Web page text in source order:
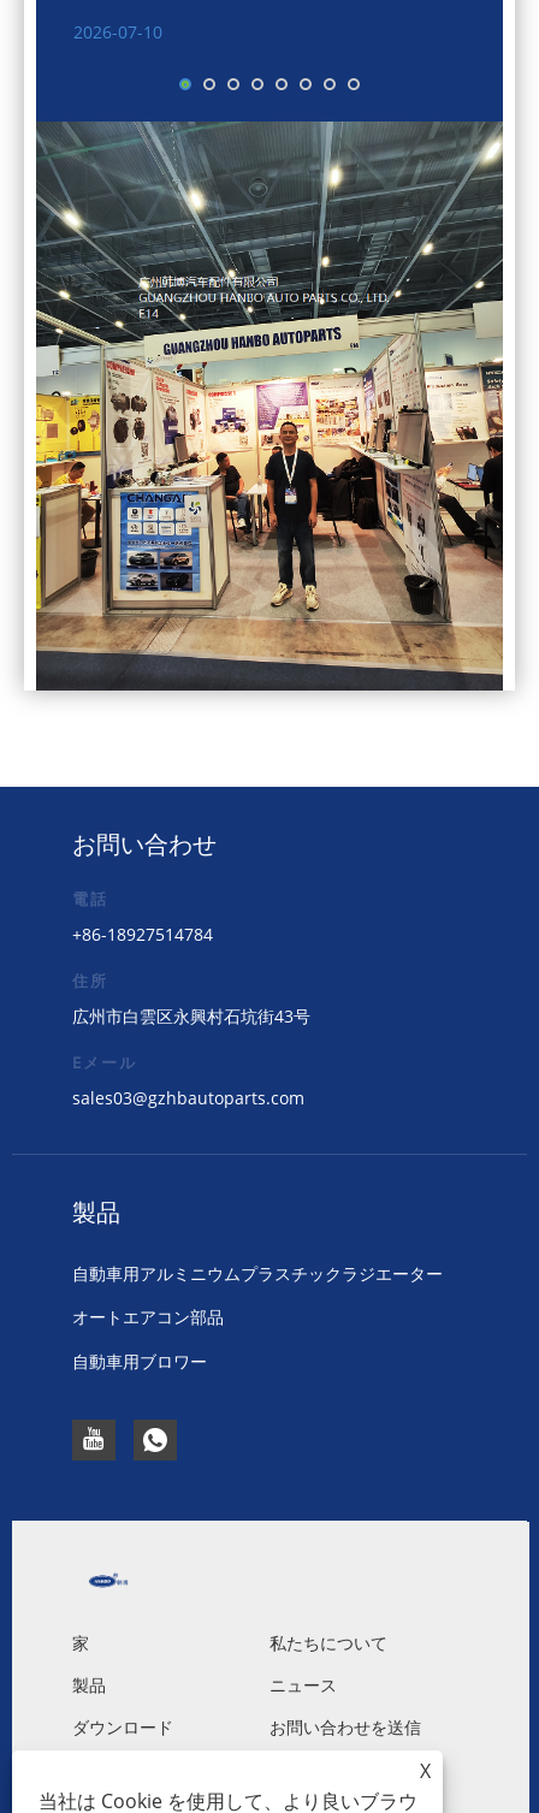
2026-07-10
お問い合わせ
電話
+86-18927514784
住所
広州市白雲区永興村石坑街43号
Eメール
sales03@gzhbautoparts.com
製品
自動車用アルミニウムプラスチックラジエーター
オートエアコン部品
自動車用ブロワー
家
私たちについて
製品
ニュース
ダウンロード
お問い合わせを送信
X
当社は Cookie を使用して、より良いブラウ